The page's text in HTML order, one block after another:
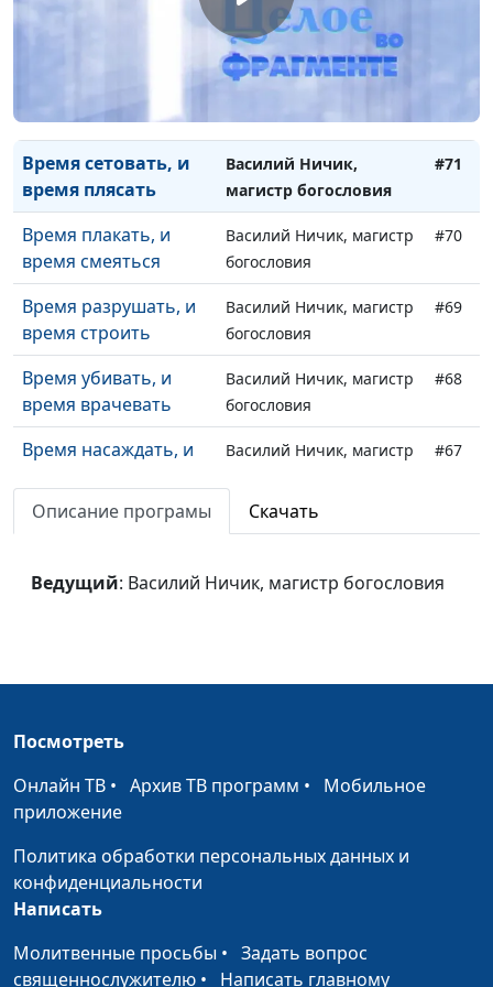
объятий
Время разбрасывать
собирать камни
Василий Ничик, магистр
Время сетовать, и
время плясать
Василий Ничик,
магистр богословия
#71
Время плакать, и
время смеяться
Василий Ничик, магистр
богословия
#70
Время разрушать, и
время строить
Василий Ничик, магистр
богословия
#69
Время убивать, и
время врачевать
Василий Ничик, магистр
богословия
#68
Время насаждать, и
посаженное
Василий Ничик, магистр
#67
время умирать
Ф. Хазел. Солдат с
пистолетом
Алексей Лысаков,
священнослужитель
#64
деревянным
пистолетом.
главный редактор
священнослужитель
Описание програмы Скачать
Ведущий: Василий Ничик, магистр богословия
Посмотреть
Онлайн ТВ • Архив ТВ программ • Мобильное
приложение
Политика обработки персональных данных и
конфиденциальности
Написать
Молитвенные просьбы • Задать вопрос
священнослужителю • Написать главному